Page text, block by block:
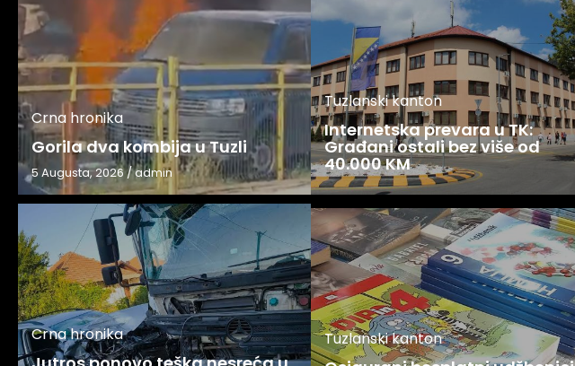
Crna hronika
Gorila dva kombija u Tuzli
5 Augusta, 2026/admin
Crna hronika
Tuzlanski kanton
Internetska prevara u TK:
Građani ostali bez više od
40.000 KM
Tuzlanski kanton